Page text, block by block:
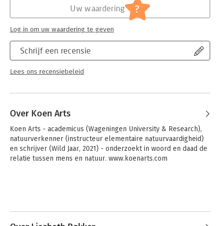
Schrijf een recensie
Lees ons recensiebeleid
Uw waardering ?
Log in om uw waardering te geven
Over Koen Arts
Koen Arts - academicus (Wageningen University & Research),
natuurverkenner (instructeur elementaire natuurvaardigheid)
en schrijver (Wild Jaar, 2021) - onderzoekt in woord en daad de
relatie tussen mens en natuur. www.koenarts.com